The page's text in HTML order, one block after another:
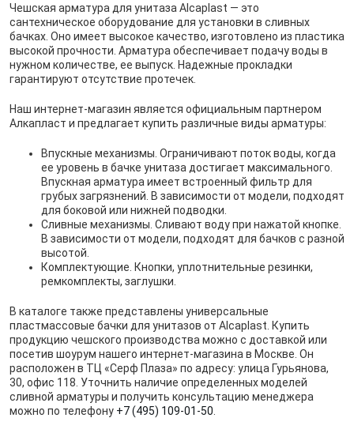
Чешская арматура для унитаза Alcaplast — это
сантехническое оборудование для установки в сливных
бачках. Оно имеет высокое качество, изготовлено из пластика
высокой прочности. Арматура обеспечивает подачу воды в
нужном количестве, ее выпуск. Надежные прокладки
гарантируют отсутствие протечек.
Наш интернет-магазин является официальным партнером
Алкапласт и предлагает купить различные виды арматуры:
Впускные механизмы. Ограничивают поток воды, когда
ее уровень в бачке унитаза достигает максимального.
Впускная арматура имеет встроенный фильтр для
грубых загрязнений. В зависимости от модели, подходят
для боковой или нижней подводки.
Сливные механизмы. Сливают воду при нажатой кнопке.
В зависимости от модели, подходят для бачков с разной
высотой.
Комплектующие. Кнопки, уплотнительные резинки,
ремкомплекты, заглушки.
В каталоге также представлены универсальные
пластмассовые бачки для унитазов от Alcaplast. Купить
продукцию чешского производства можно с доставкой или
посетив шоурум нашего интернет-магазина в Москве. Он
расположен в ТЦ «Серф Плаза» по адресу: улица Гурьянова,
30, офис 118. Уточнить наличие определенных моделей
сливной арматуры и получить консультацию менеджера
можно по телефону +7 (495) 109-01-50